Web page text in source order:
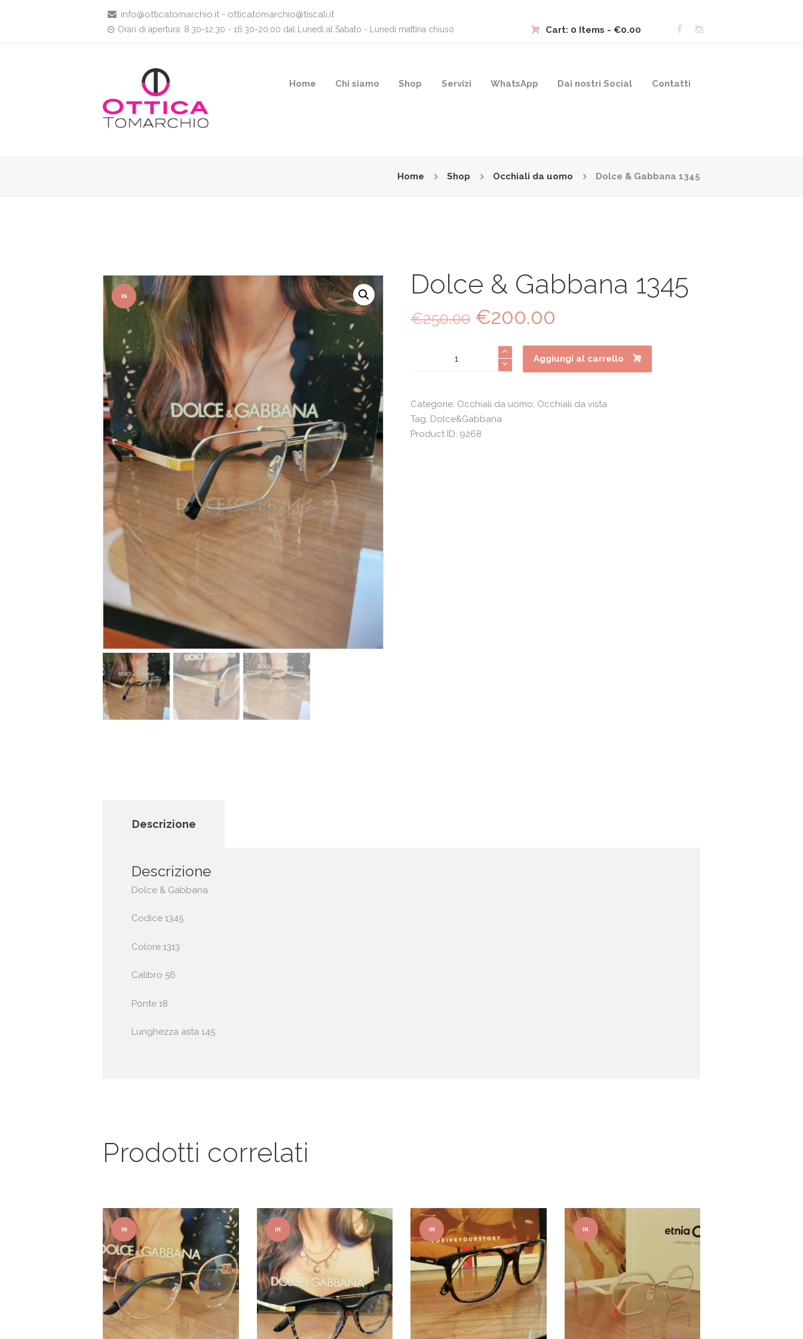
info@otticatomarchio.it - otticatomarchio@tiscali.it
Orari di apertura: 8.30-12.30 - 16.30-20.00 dal Lunedì al Sabato - Lunedì mattina chiuso Cart: 0 Items - €0.00
Home Chi siamo Shop Servizi WhatsApp Dai nostri Social Contatti
Home Shop Occhiali da uomo Dolce & Gabbana 1345
IN
OFFER
TA!
Dolce & Gabbana 1345
€250.00 Il
prezzo
originale
era:
€250.00.
€200.00
attuale
è:
€200.00.
quantità
Aggiungi al carrello
Categorie: Occhiali da uomo, Occhiali da vista
Tag: Dolce&Gabbana
Product ID: 9268
Descrizione
Descrizione
Dolce & Gabbana
Codice 1345
Colore 1313
Calibro 56
Ponte 18
Lunghezza asta 145
Prodotti correlati
IN
OFFER
TA!
IN
OFFER
TA!
IN
OFFER
TA!
IN
OFFER